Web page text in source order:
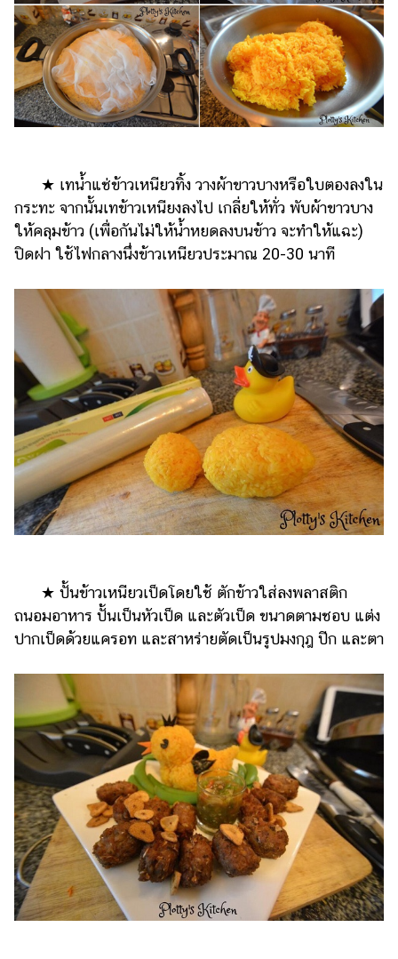
★ เทน้ำแช่ข้าวเหนียวทิ้ง วางผ้าขาวบางหรือใบตองลงใน
กระทะ จากนั้นเทข้าวเหนียงลงไป เกลี่ยให้ทั่ว พับผ้าขาวบาง
ให้คลุมข้าว (เพื่อกันไม่ให้น้ำหยดลงบนข้าว จะทำให้แฉะ)
ปิดฝา ใช้ไฟกลางนึ่งข้าวเหนียวประมาณ 20-30 นาที
★ ปั้นข้าวเหนียวเป็ดโดยใช้ ตักข้าวใส่ลงพลาสติก
ถนอมอาหาร ปั้นเป็นหัวเป็ด และตัวเป็ด ขนาดตามชอบ แต่ง
ปากเป็ดด้วยแครอท และสาหร่ายตัดเป็นรูปมงกุฎ ปีก และตา